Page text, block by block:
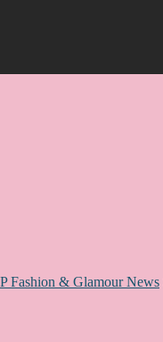
Fashion & Glamour News